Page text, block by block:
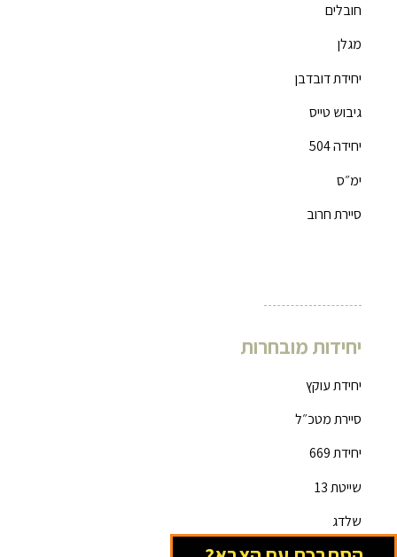
חובלים
מגלן
יחידת דובדבן
גיבוש טייס
יחידה 504
ימ״ס
סיירת חרוב
יחידות מובחרות
יחידת עוקץ
סיירת מטכ״ל
יחידת 669
שייטת 13
שלדג